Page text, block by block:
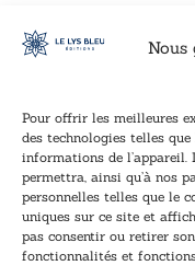
Nous
Pour offrir les meilleures
des technologies telles
informations de l’appareil.
permettra, ainsi qu’à nos
personnelles telles que le
uniques sur ce site et
pas consentir ou retirer
fonctionnalités et
Inscrivez-vous à
dernières nouvelles.
E